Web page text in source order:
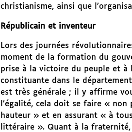
christianisme, ainsi que
Républicain et inventeur
Lors des journées
moment de la formation du
prise à la victoire du peuple et à
constituante dans le
est très générale ; il y affirme
l’égalité, cela doit se faire «
hauteur » et en assurant « à
littéraire ». Quant à la